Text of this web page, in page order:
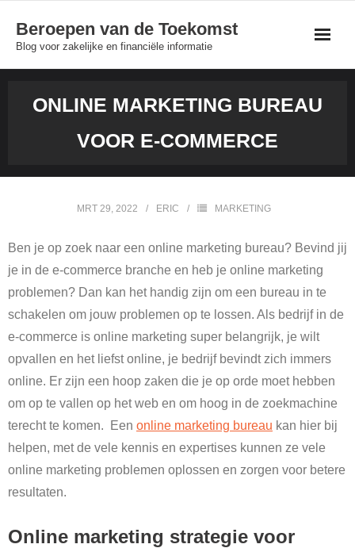
content
Beroepen van de Toekomst
Blog voor zakelijke en financiële informatie
ONLINE MARKETING BUREAU
VOOR E-COMMERCE
MRT 29, 2022 ERIC MARKETING
Ben je op zoek naar een online marketing bureau? Bevind jij
je in de e-commerce branche en heb je online marketing
problemen? Dan kan het handig zijn om een bureau in te
schakelen om jouw problemen op te lossen. Als bedrijf in de
e-commerce is online marketing super belangrijk, je wilt
opvallen en het liefst online, je bedrijf bevindt zich immers
online. Er zijn een hoop zaken die je op orde moet hebben
om op te vallen op het web en om hoog in de zoekmachine
terecht te komen. Een online marketing bureau kan hier bij
helpen, met de vele kennis en expertises kunnen ze vele
online marketing problemen oplossen en zorgen voor betere
resultaten.
Online marketing strategie voor